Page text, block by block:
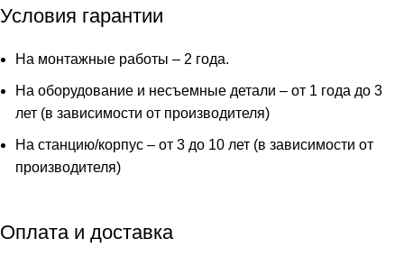
Лонг
Условия гарантии
На монтажные работы – 2 года.
На оборудование и несъемные детали – от 1 года до 3
лет (в зависимости от производителя)
На станцию/корпус – от 3 до 10 лет (в зависимости от
производителя)
Оплата и доставка